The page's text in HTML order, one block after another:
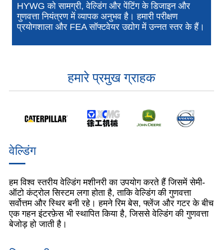
HYWG को सामग्री, वेल्डिंग और पेंटिंग के डिजाइन और
गुणवत्ता नियंत्रण में व्यापक अनुभव है। हमारी परीक्षण
प्रयोगशाला और FEA सॉफ्टवेयर उद्योग में उन्नत स्तर के हैं।
हमारे प्रमुख ग्राहक
वेल्डिंग
हम विश्व स्तरीय वेल्डिंग मशीनरी का उपयोग करते हैं जिसमें सेमी-
ऑटो कंट्रोल सिस्टम लगा होता है, ताकि वेल्डिंग की गुणवत्ता
सर्वोत्तम और स्थिर बनी रहे। हमने रिम बेस, फ्लेंज और गटर के बीच
एक गहन इंटरफ़ेस भी स्थापित किया है, जिससे वेल्डिंग की गुणवत्ता
बेजोड़ हो जाती है।